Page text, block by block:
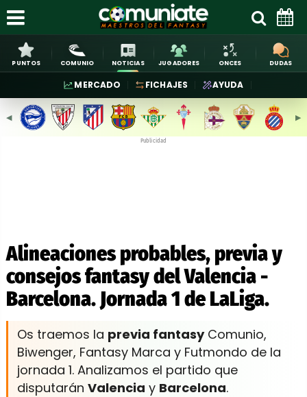
PUNTOS COMUNIO NOTICIAS JUGADORES ONCES DUDAS
MERCADO FICHAJES AYUDA
◀︎ ▶︎
Publicidad
Alineaciones probables, previa y
consejos fantasy del Valencia -
Barcelona. Jornada 1 de LaLiga.
Os traemos la previa fantasyComunio,
Biwenger, Fantasy Marca y Futmondo de la
jornada 1. Analizamos el partido que
disputarán Valencia y Barcelona.